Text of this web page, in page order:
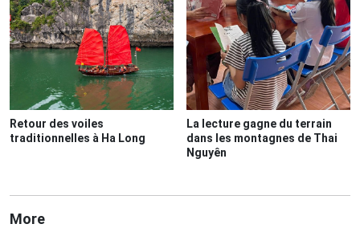
Retour des voiles
traditionnelles à Ha Long
La lecture gagne du terrain
dans les montagnes de Thai
Nguyên
More